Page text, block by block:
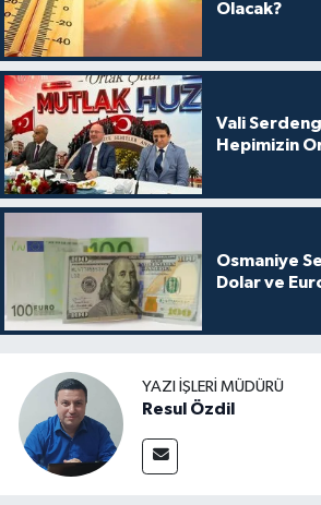
Olacak?
Vali
Hepimizin
Osmaniye
Dolar ve
YAZI İŞLERI MÜDÜRÜ
Resul Özdil